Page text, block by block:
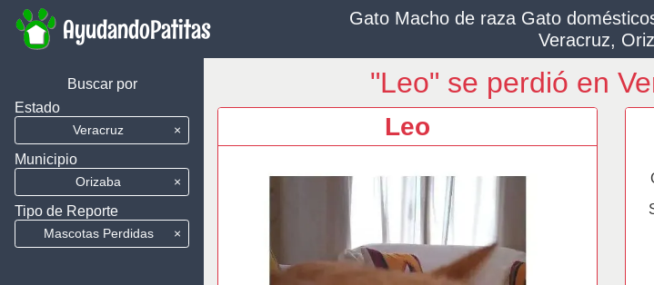
AyudandoPatitas
Gato Macho de raza Gato
Veracruz,
Buscar por
Estado
Veracruz ×
Municipio
Orizaba ×
Tipo de Reporte
Mascotas Perdidas ×
"Leo" se perdió en
Leo